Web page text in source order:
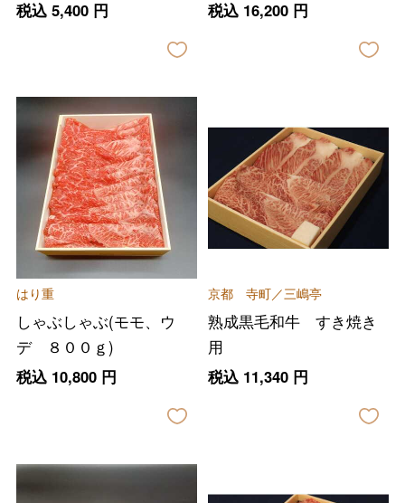
税込 5,400円
税込 16,200円
はり重
しゃぶしゃぶ(モモ、ウ
デ ８００ｇ)
税込 10,800円
京都 寺町／三嶋亭
熟成黒毛和牛 すき焼き
用
税込 11,340円